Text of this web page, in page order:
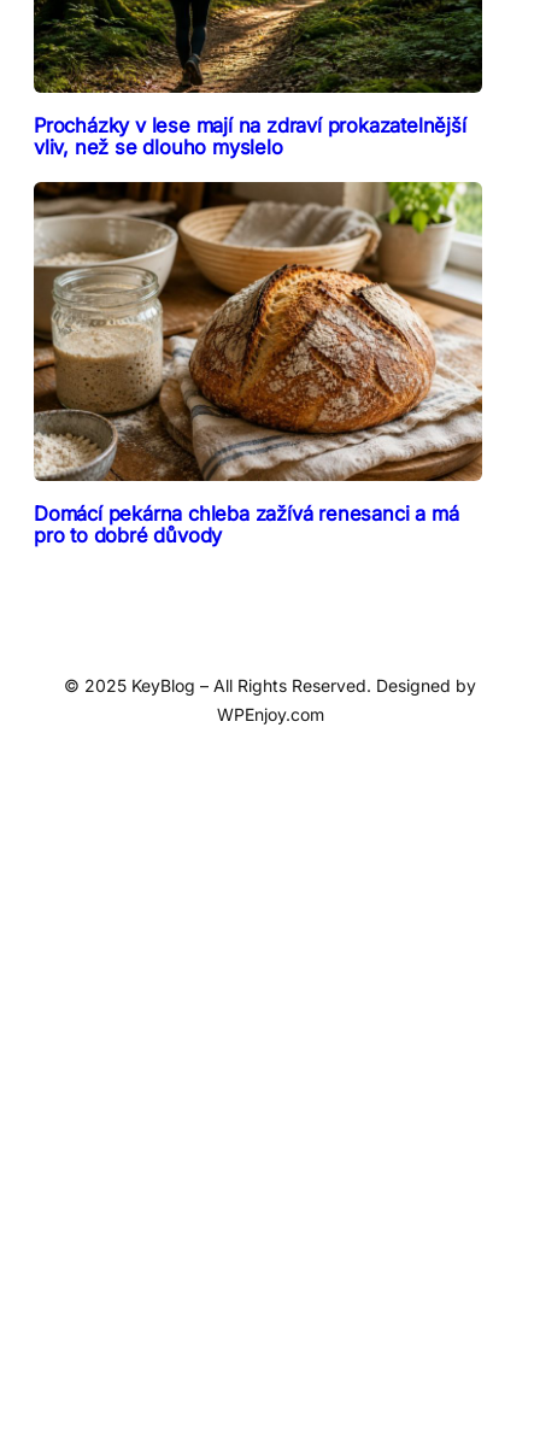
Procházky v lese mají na zdraví prokazatelnější
vliv, než se dlouho myslelo
Domácí pekárna chleba zažívá renesanci a má
pro to dobré důvody
© 2025 KeyBlog – All Rights Reserved. Designed by
WPEnjoy.com